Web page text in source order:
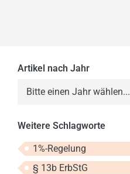
Artikel nach Jahr
Bitte einen Jahr wählen...
2015
Weitere Schlagworte
1%-Regelung
§ 13b ErbStG